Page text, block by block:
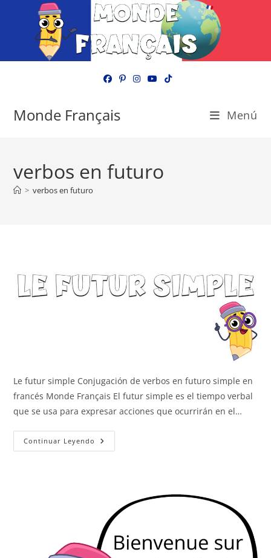
Monde Français Menú
verbos en futuro
> verbos en futuro
Le futur simple Conjugación de verbos en futuro simple en
francés Monde Français El futur simple es el tiempo verbal
que se usa para expresar acciones que ocurrirán en el…
Continuar Leyendo Le
Futur